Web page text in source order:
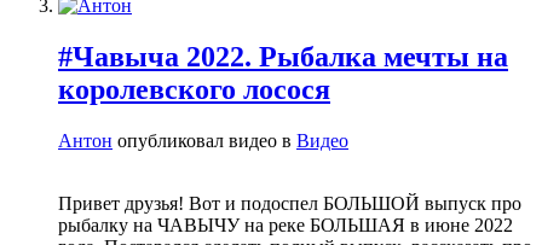
#Чавыча 2022. Рыбалка мечты на
королевского лосося
Антон опубликовал видео в Видео
Привет друзья! Вот и подоспел БОЛЬШОЙ выпуск про
рыбалку на ЧАВЫЧУ на реке БОЛЬШАЯ в июне 2022